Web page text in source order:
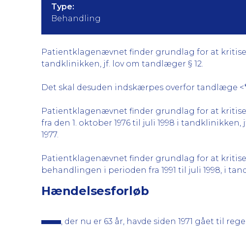
Type:
Behandling
Patientklagenævnet finder grundlag for at
tandklinikken, jf. lov om tandlæger § 12.
Det skal desuden indskærpes overfor tandlæge
Patientklagenævnet finder grundlag for at
fra den 1. oktober 1976 til juli 1998 i
1977.
Patientklagenævnet finder grundlag for at
behandlingen i perioden fra 1991 til juli 1998, i
Hændelsesforløb
, der nu er 63 år, havde siden 1971 gået til